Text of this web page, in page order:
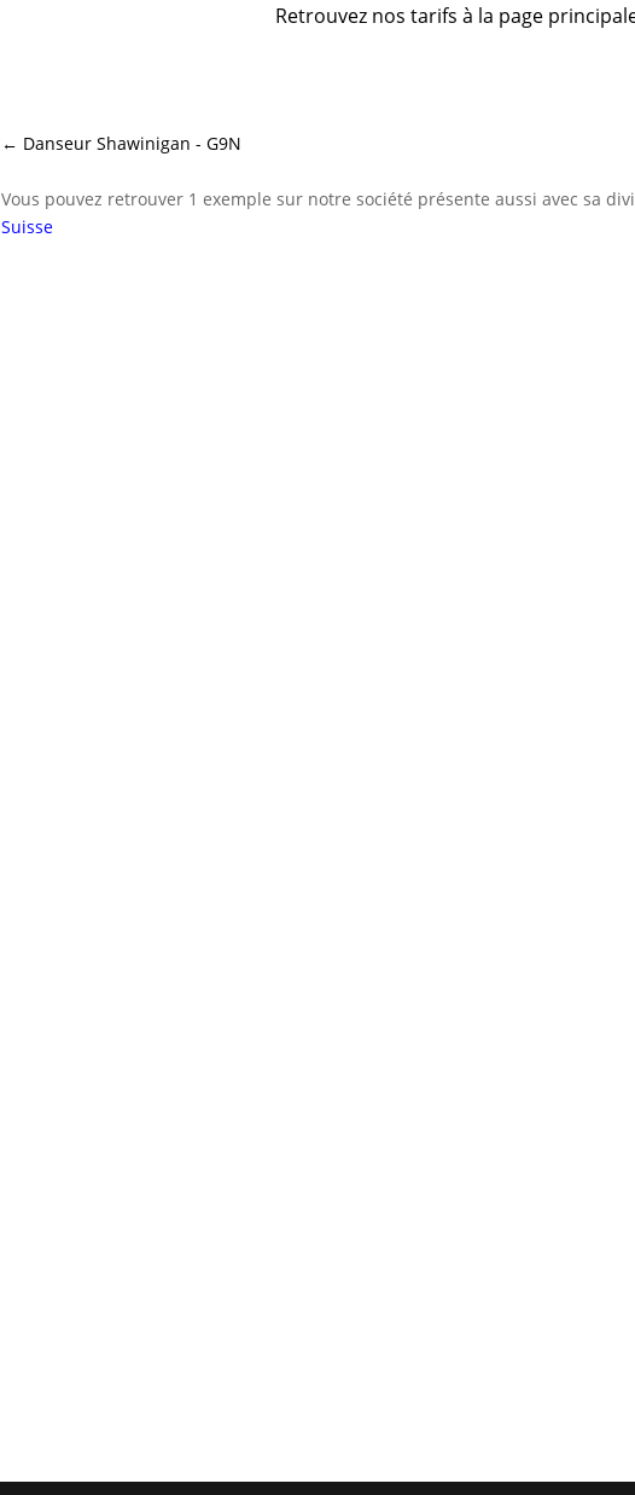
Retrouvez nos tarifs à la page
← Danseur Shawinigan - G9N
Vous pouvez retrouver 1 exemple sur notre société présente aussi avec sa
Suisse